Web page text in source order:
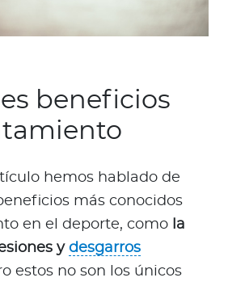
beneficios
hemos hablado de
más conocidos
en el deporte, como
la
y desgarros
estos no son los únicos